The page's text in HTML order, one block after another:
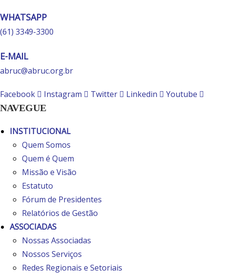
WHATSAPP
(61) 3349-3300
E-MAIL
abruc@abruc.org.br
Facebook Instagram Twitter Linkedin
Youtube
NAVEGUE
INSTITUCIONAL
Quem Somos
Quem é Quem
Missão e Visão
Estatuto
Fórum de Presidentes
Relatórios de Gestão
ASSOCIADAS
Nossas Associadas
Nossos Serviços
Redes Regionais e Setoriais